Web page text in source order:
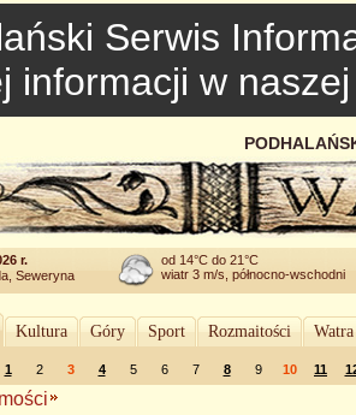
Serwis
informacji w
r.
Seweryna
od 14°C do 21°C
wiatr 3 m/s, północno-wschodni
Kultura Góry Sport Rozmaitości
1 2 3 4 5 6 7 8 9 10 11